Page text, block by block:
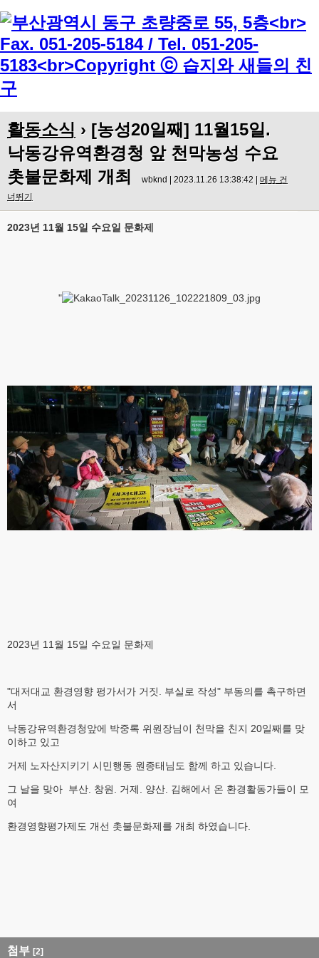
활동소식 › [농성20일째] 11월15일.
낙동강유역환경청 앞 천막농성 수요
촛불문화제 개최
wbknd | 2023.11.26 13:38:42 | 메뉴 건
너뛰기
2023년 11월 15일 수요일 문화제
"
2023년 11월 15일 수요일 문화제
"대저대교 환경영향 펑가서가 거짓. 부실로 작성" 부동의를 촉구하면
서
낙동강유역환경청앞에 박중록 위원장님이 천막을 친지 20일째를 맞
이하고 있고
거제 노자산지키기 시민행동 원종태님도 함께 하고 있습니다.
그 날을 맞아 부산. 창원. 거제. 양산. 김해에서 온 환경활동가들이 모
여
환경영향평가제도 개선 촛불문화제를 개최 하였습니다.
첨부 [2]